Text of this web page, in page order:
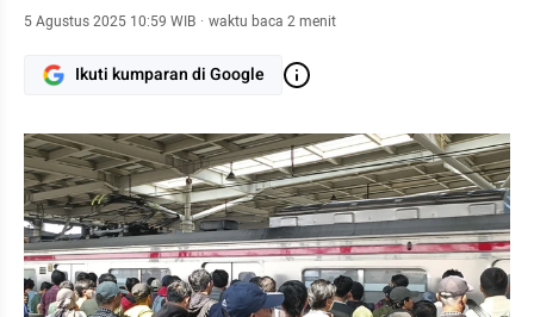
5 Agustus 2025 10:59 WIB · waktu baca 2 menit
Ikuti kumparan di Google